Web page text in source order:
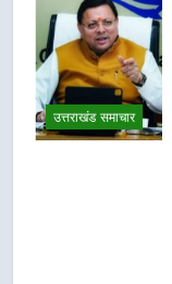
उत्तराखंड समाचार